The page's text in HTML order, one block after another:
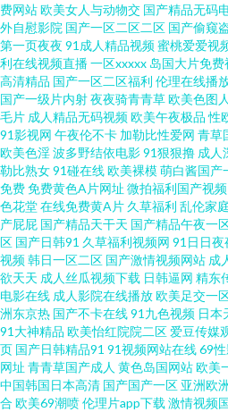
韩欧美国产八点影院 东方av免费观看看 日
毛片 无码熟妇人妻一区 午夜五月丁香国产
五月花 日韩色网址 美女又黄又爽 久久可
在线 阿v免费视频 91婷婷涩涩 91青娱乐蜜
频 香蕉国产高清 深夜福利试看AV 日韩无
16 国产精品久久一级 福利网址在线 肏逼社
91线上网站 91黄色废料 91福利精选 91x视
操操 色婷婷五月影音先锋 日韩三级在线播
宴 日韩欧美成人网址 国产原创网站91在线
费网站欧美女人与动物交 国产精品无码
外自慰影院 国产一区二区二区 国产偷窥
第一页夜夜 91成人精品视频蜜桃爱爱视
利在线视频直播一区xxxxx 岛国大片免费
高清精品 国产一区二区福利 伦理在线播
国产一级片内射夜夜骑青青草欧美色图
毛片 成人精品无码视频欧美午夜极品 性
91影视网 午夜伦不卡 加勒比性爱网 青草
欧美色淫波多野结依电影91狠狠撸 成人
勒比熟女91碰在线欧美裸模萌白酱国产
免费免费黄色A片网址 微拍福利国产视频
色花堂在线免费黄A片 久草福利 乱伦家庭
产屁屁 国产精品天干天 国产精品午夜一
区 国产日韩91 久草福利视频网 91日日夜
视频韩日一区二区 国产激情视频网站 成
欲天天 成人丝瓜视频下载 日韩逼网 精东
电影在线 成人影院在线播放欧美足交一
洲东京热 国产不卡在线91九色视频 日本
91大神精品 欧美怡红院院二区爱豆传媒
页 国产日韩精品91 91视频网站在线69
网址 青青草国产成人 黄色岛国网站欧美
中国韩国日本高清 国产国产一区 亚洲欧
合 欧美69潮喷伦理片app下载 激情视频